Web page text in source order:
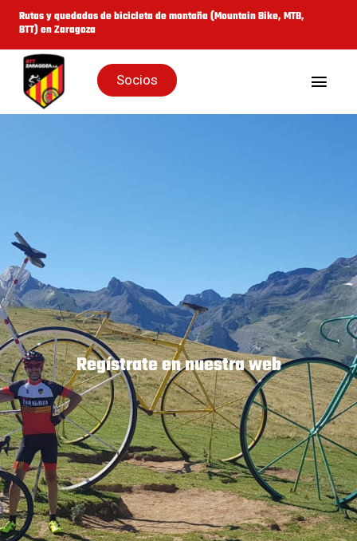
Saltar
contenido
Rutas y quedadas de bicicleta de montaña (Mountain Bike, MTB,
BTT) en Zaragoza
Socios
Cicloturistas
Noticias
Hazte Socio
Pasarela de Pago
Regístrate en nuestra web